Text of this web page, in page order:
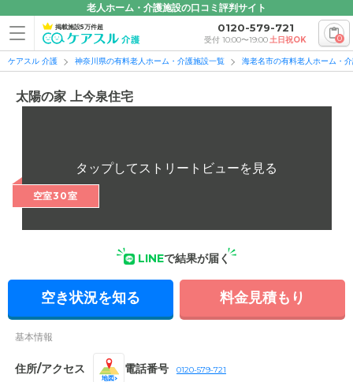
老人ホーム・介護施設の口コミ評判サイト
掲載施設5万件超 0120-579-721
受付 10:00〜19:00土日祝OK 0
ケアスル 介護 神奈川県の有料老人ホーム・介護施設一覧 海老名市の有料老人ホーム・
太陽の家 上今泉住宅
空室30室
LINEで結果が届く
空き状況を知る 料金見積もり
基本情報
住所/アクセス
地図
電話番号 0120-579-721